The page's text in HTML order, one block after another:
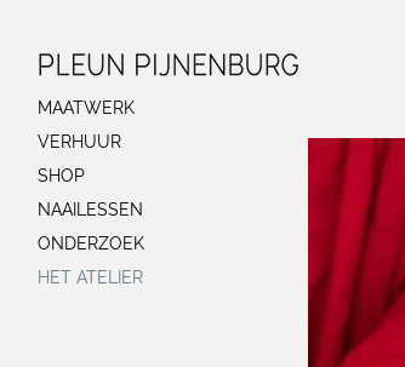
MAATWERK
VERHUUR
SHOP
NAAILESSEN
ONDERZOEK
HET ATELIER